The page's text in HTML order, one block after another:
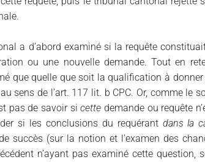
a d’abord examiné si la requête
ou une nouvelle demande. Tout en
que quelle que soit la qualification à donner
sens de l’art. 117 lit. b CPC. Or, comme le
pas de savoir sicette demande ou requête
si les conclusions du requérant dans la
succès (sur la notion et l’examen des
n’ayant pas examiné cette question,